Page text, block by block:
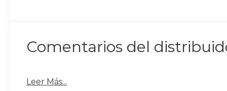
Comentarios del
Leer Más...